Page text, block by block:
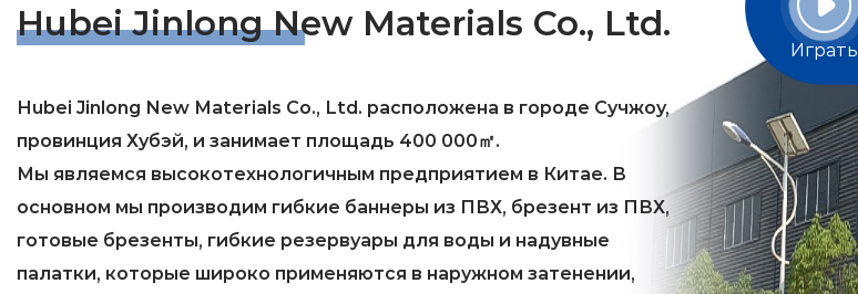
Hubei Jinlong New Materials Co., Ltd.
Hubei Jinlong New Materials Co., Ltd. расположена в городе Сучжоу,
провинция Хубэй, и занимает площадь 400 000㎡.
Мы являемся высокотехнологичным предприятием в Китае. В
основном мы производим гибкие баннеры из ПВХ, брезент из ПВХ,
готовые брезенты, гибкие резервуары для воды и надувные
палатки, которые широко применяются в наружном затенении,
Играть